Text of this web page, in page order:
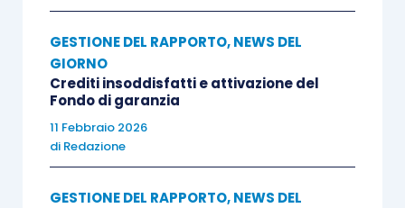
GESTIONE DEL RAPPORTO,NEWS DEL
GIORNO
Crediti insoddisfatti e attivazione del
Fondo di garanzia
11 Febbraio 2026
di Redazione
GESTIONE DEL RAPPORTO,NEWS DEL